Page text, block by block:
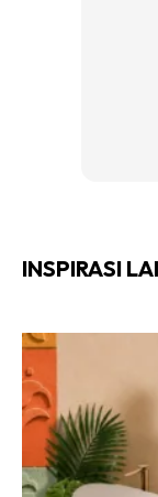
INSPIRASI